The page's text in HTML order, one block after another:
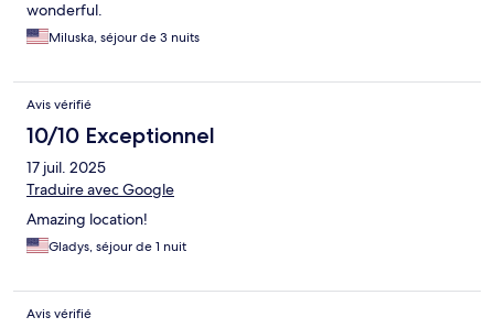
wonderful.
Miluska, séjour de 3 nuits
Avis vérifié
10/10 Exceptionnel
17 juil. 2025
Traduire avec Google
Amazing location!
Gladys, séjour de 1 nuit
Avis vérifié